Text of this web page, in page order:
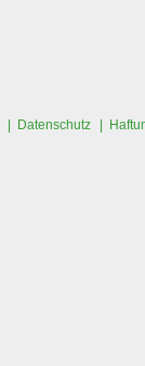
| Datenschutz |